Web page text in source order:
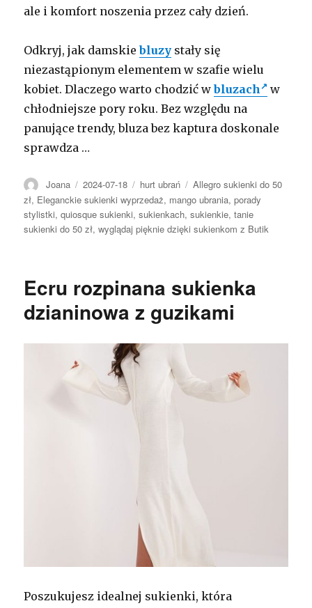
ale i komfort noszenia przez cały dzień.
Odkryj, jak damskiebluzy stały się
niezastąpionym elementem w szafie wielu
kobiet. Dlaczego warto chodzić wbluzach
w
chłodniejsze pory roku. Bez względu na
panujące trendy, bluza bez kaptura doskonale
sprawdza …
Autor
Joana Opublikowano
2024-07-18 Kategorie
hurt ubrań Tagi
Allegro sukienki do 50
zł, Eleganckie sukienki wyprzedaż, mango ubrania,porady
stylistki,quiosque sukienki,sukienkach,sukienkie,tanie
sukienki do 50 zł,wyglądaj pięknie dzięki sukienkom z Butik
Ecru rozpinana sukienka
dzianinowa z guzikami
Poszukujesz idealnej sukienki, która